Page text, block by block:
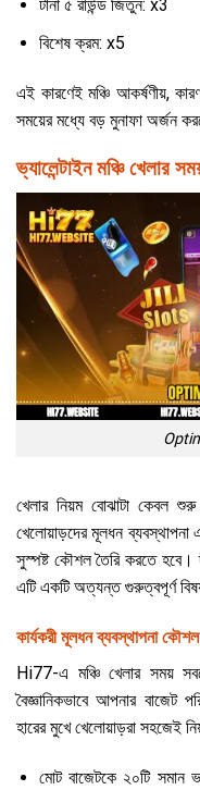
টানা ৫ রাউন্ড জিতুন: x3
বিশেষ ক্রম: x5
এই কারণেই মঞ্চি আকর্ষণীয়,
সময়ের মধ্যে বড় মুনাফা অর্জন
ভ্যালেন্টাইন মঞ্চি খেলার
খেলার নিয়ম বোঝাটা কেবল
খেলোয়াড়দের মূলধন ব্যবস্থাপনা
সুস্পষ্ট কৌশল তৈরি করতে হবে।
এটি একটি অত্যন্ত গুরুত্বপূর্ণ
কার্যকরী মূলধন ব্যবস্থাপনা কৌশল
Hi77-এ মঞ্চি খেলার সময়
বৈজ্ঞানিকভাবে আপনার বাজেট
হারের মুখে খেলোয়াড়রা সহজেই
মোট বাজেটকে ২০টি সমান